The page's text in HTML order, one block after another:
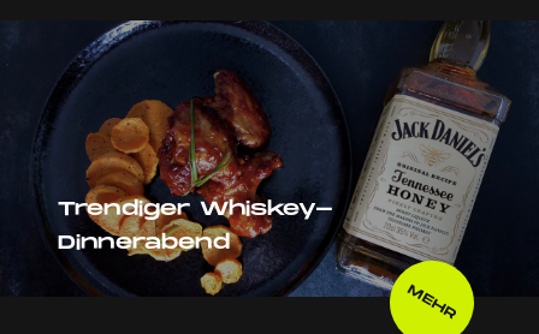
Trendiger Whiskey-
Dinnerabend
MEHR